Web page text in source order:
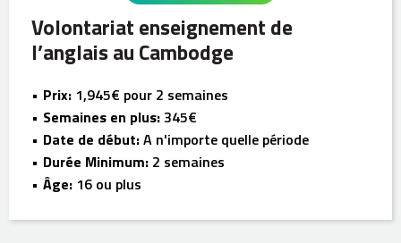
Volontariat enseignement de
l’anglais au Cambodge
Prix: 1,945€ pour 2 semaines
Semaines en plus:345€
Date de début:A n'importe quelle période
Durée Minimum: 2 semaines
Âge: 16 ou plus